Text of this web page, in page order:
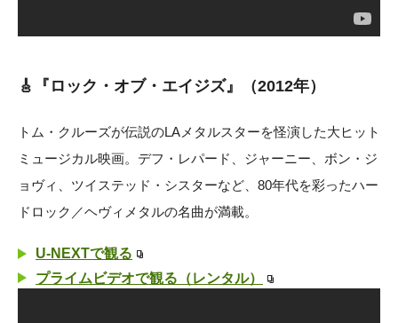
🎸『ロック・オブ・エイジズ』（2012年）
トム・クルーズが伝説のLAメタルスターを怪演した大ヒット
ミュージカル映画。デフ・レパード、ジャーニー、ボン・ジ
ョヴィ、ツイステッド・シスターなど、80年代を彩ったハー
ドロック／ヘヴィメタルの名曲が満載。
U-NEXTで観る
プライムビデオで観る（レンタル）